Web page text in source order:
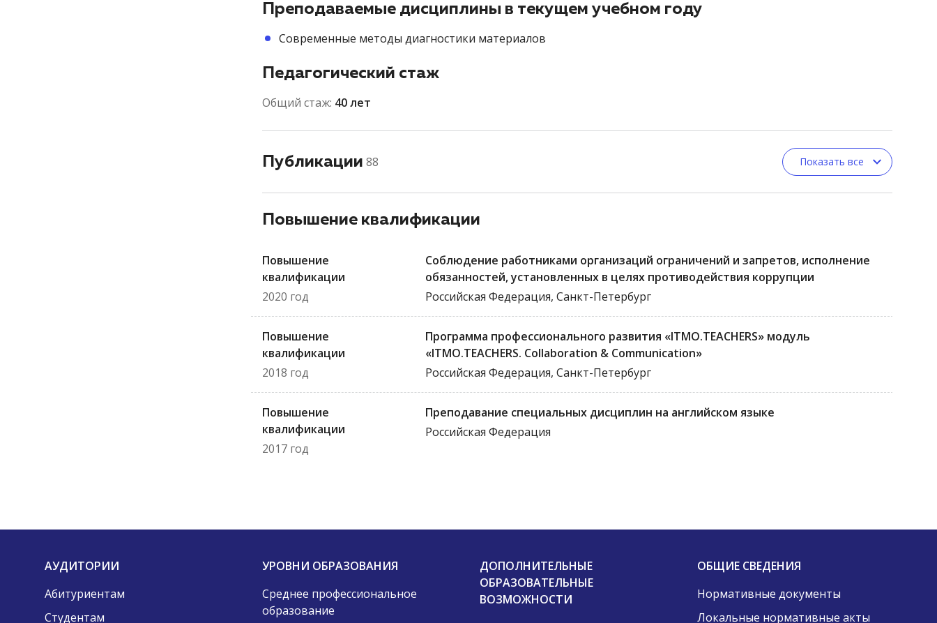
Преподаваемые дисциплины в текущем учебном году
Современные методы диагностики материалов
Педагогический стаж
Общий стаж: 40 лет
Публикации 88 Показать все
Повышение квалификации
Повышение
квалификации
2020 год
Соблюдение работниками организаций ограничений и запретов, исполнение
обязанностей, установленных в целях противодействия коррупции
Российская Федерация, Санкт-Петербург
Повышение
квалификации
2018 год
Программа профессионального развития «ITMO.TEACHERS» модуль
«ITMO.TEACHERS. Collaboration & Communication»
Российская Федерация, Санкт-Петербург
Повышение
квалификации
2017 год
Преподавание специальных дисциплин на английском языке
Российская Федерация
АУДИТОРИИ
Абитуриентам
Студентам
УРОВНИ ОБРАЗОВАНИЯ
Среднее профессиональное
образование
ДОПОЛНИТЕЛЬНЫЕ
ОБРАЗОВАТЕЛЬНЫЕ
ВОЗМОЖНОСТИ
ОБЩИЕ СВЕДЕНИЯ
Нормативные документы
Локальные нормативные акты